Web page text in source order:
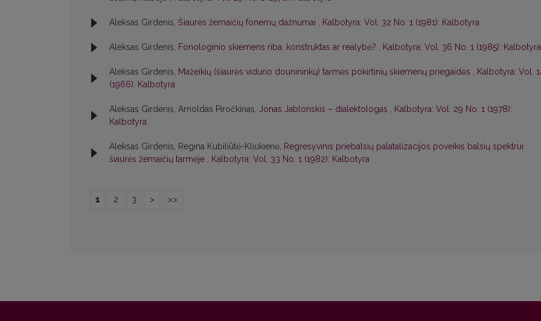
Aleksas Girdenis, Šiaurės žemaičių fonemų dažnumai , Kalbotyra: Vol. 32 No. 1 (1981): Kalbotyra
Aleksas Girdenis, Fonologinio skiemens riba: konstruktas ar realybė? , Kalbotyra: Vol. 36 No. 1 (1985): Kalbotyra
Aleksas Girdenis, Mažeikių (šiaurės vidurio dounininkų) tarmės pokirtinių skiemenų priegaidės , Kalbotyra: Vol.
(1966): Kalbotyra
Aleksas Girdenis, Arnoldas Piročkinas, Jonas Jablonskis – dialektologas , Kalbotyra: Vol. 29 No. 1 (1978):
Kalbotyra
Aleksas Girdenis, Regina Kubiliūtė-Kliukienė, Regresyvinis priebalsių palatalizacijos poveikis balsių spektrui
šiaurės žemaičių tarmėje , Kalbotyra: Vol. 33 No. 1 (1982): Kalbotyra
1 2 3 > >>